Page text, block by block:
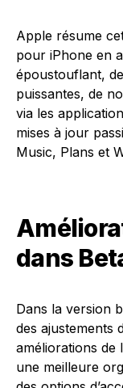
Apple résume
pour iPhone en
époustouflant,
puissantes, de
via les
mises à jour
Music, Plans et
dans
Dans la version
des ajustements
améliorations de
une meilleure